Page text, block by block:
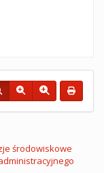
środowiskowe